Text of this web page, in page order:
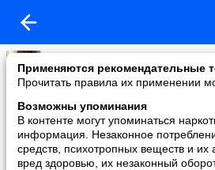
Применяются рекомендательные
Прочитать правила их применении
Возможны упоминания
В контенте могут упоминаться
информация. Незаконное
средств, психотропных веществ и их
вред здоровью, их незаконный
Юлия Ямина
added a photo
01 Sep в 14:08